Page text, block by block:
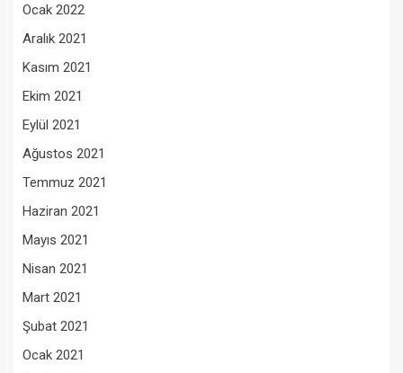
Ocak 2022
Aralık 2021
Kasım 2021
Ekim 2021
Eylül 2021
Ağustos 2021
Temmuz 2021
Haziran 2021
Mayıs 2021
Nisan 2021
Mart 2021
Şubat 2021
Ocak 2021